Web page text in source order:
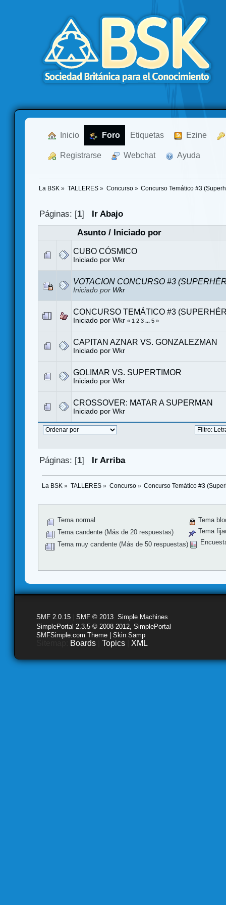
Inicio Foro Etiquetas Ezine
Registrarse Webchat Ayuda
La BSK » TALLERES» Concurso» Concurso Temático #3
Páginas: [1]
Ir Abajo
Asunto/ Iniciado por
CUBO CÓSMICO
Iniciado por Wkr
VOTACION CONCURSO #3
Iniciado por Wkr
CONCURSO TEMÁTICO #3
Iniciado por Wkr « 1 2 3 ... 5 »
CAPITAN AZNAR VS. GONZALEZMAN
Iniciado por Wkr
GOLIMAR VS. SUPERTIMOR
Iniciado por Wkr
CROSSOVER: MATAR A SUPERMAN
Iniciado por Wkr
Páginas: [1] Ir Arriba
La BSK » TALLERES» Concurso» Concurso Temático #3
Tema normal
Tema candente (Más de 20 respuestas)
Tema muy candente (Más de 50 respuestas)
Tema
Tema
SMF 2.0.15 SMF © 2013 Simple Machines
SimplePortal 2.3.5 © 2008-2012, SimplePortal
SMFSimple.com Theme | Skin Samp
Boards Topics XML